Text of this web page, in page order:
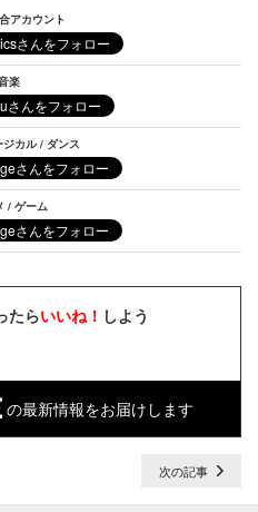
アカウント
楽
カル / ダンス
/ ゲーム
たらいいね！ しよう
の最新情報をお届けします
次の記事